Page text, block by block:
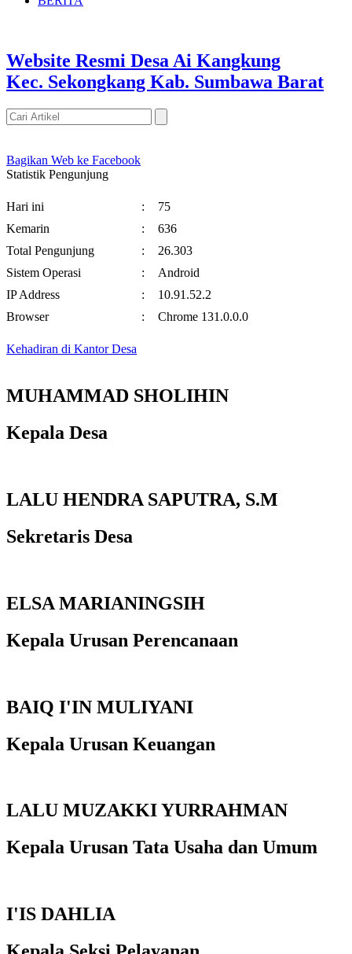
Website Resmi Desa Ai Kangkung
Kec. Sekongkang Kab. Sumbawa Barat
Bagikan Web ke Facebook
Statistik Pengunjung
Hari ini :
75
Kemarin
:
636
Total Pengunjung
:
26.303
Sistem Operasi
:
Android
IP Address
:
10.91.52.2
Browser
: Chrome 131.0.0.0
Kehadiran di Kantor Desa
MUHAMMAD SHOLIHIN
Kepala Desa
LALU HENDRA SAPUTRA, S.M
Sekretaris Desa
ELSA MARIANINGSIH
Kepala Urusan Perencanaan
BAIQ I'IN MULIYANI
Kepala Urusan Keuangan
LALU MUZAKKI YURRAHMAN
Kepala Urusan Tata Usaha dan Umum
I'IS DAHLIA